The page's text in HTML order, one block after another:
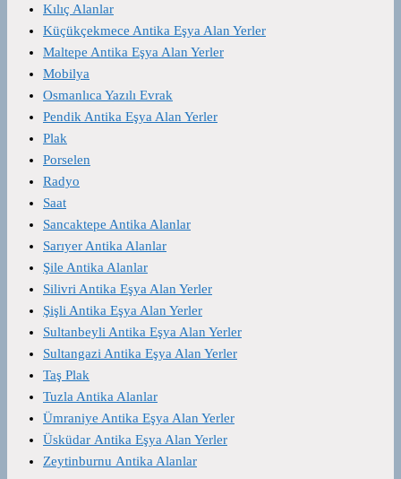
Kılıç Alanlar
Küçükçekmece Antika Eşya Alan Yerler
Maltepe Antika Eşya Alan Yerler
Mobilya
Osmanlıca Yazılı Evrak
Pendik Antika Eşya Alan Yerler
Plak
Porselen
Radyo
Saat
Sancaktepe Antika Alanlar
Sarıyer Antika Alanlar
Şile Antika Alanlar
Silivri Antika Eşya Alan Yerler
Şişli Antika Eşya Alan Yerler
Sultanbeyli Antika Eşya Alan Yerler
Sultangazi Antika Eşya Alan Yerler
Taş Plak
Tuzla Antika Alanlar
Ümraniye Antika Eşya Alan Yerler
Üsküdar Antika Eşya Alan Yerler
Zeytinburnu Antika Alanlar